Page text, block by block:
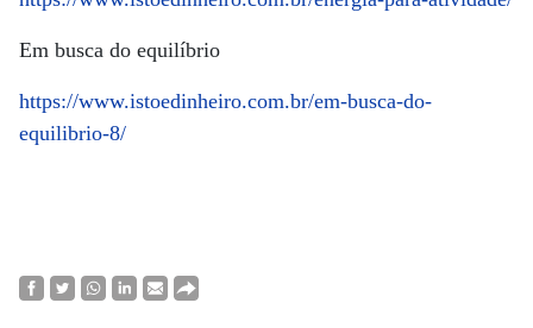
Em busca do equilíbrio
https://www.istoedinheiro.com.br/em-busca-do-
equilibrio-8/